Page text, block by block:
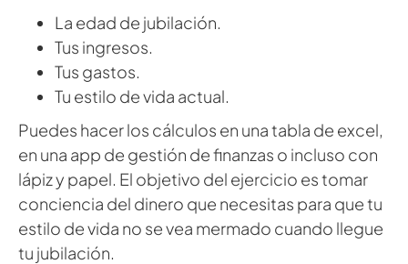
La edad de jubilación.
Tus ingresos.
Tus gastos.
Tu estilo de vida actual.
Puedes hacer los cálculos en una tabla de excel,
en una app de gestión de finanzas o incluso con
lápiz y papel. El objetivo del ejercicio es tomar
conciencia del dinero que necesitas para que tu
estilo de vida no se vea mermado cuando llegue
tu jubilación.